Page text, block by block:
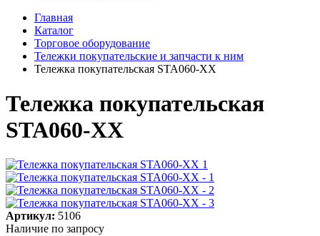
Главная
Каталог
Торговое оборудование
Тележки покупательские и запчасти к ним
Тележка покупательская STA060-XX
Тележка покупательская
STA060-XX
Артикул: 5106
Наличие по запросу